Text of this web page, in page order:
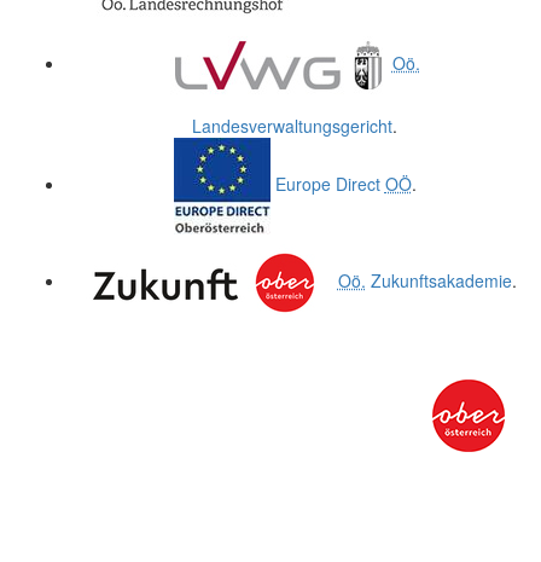
Oö.
Landesverwaltungsgericht.
Europe Direct OÖ.
Oö. Zukunftsakademie.